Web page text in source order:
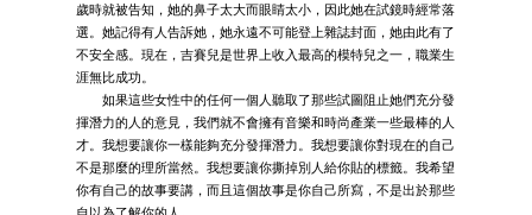
歲時就被告知，她的鼻子太大而眼睛太小，因此她在試鏡時經常落
選。她記得有人告訴她，她永遠不可能登上雜誌封面，她由此有了
不安全感。現在，吉賽兒是世界上收入最高的模特兒之一，職業生
涯無比成功。
如果這些女性中的任何一個人聽取了那些試圖阻止她們充分發
揮潛力的人的意見，我們就不會擁有音樂和時尚產業一些最棒的人
才。我想要讓你一樣能夠充分發揮潛力。我想要讓你對現在的自己
不是那麼的理所當然。我想要讓你撕掉別人給你貼的標籤。我希望
你有自己的故事要講，而且這個故事是你自己所寫，不是出於那些